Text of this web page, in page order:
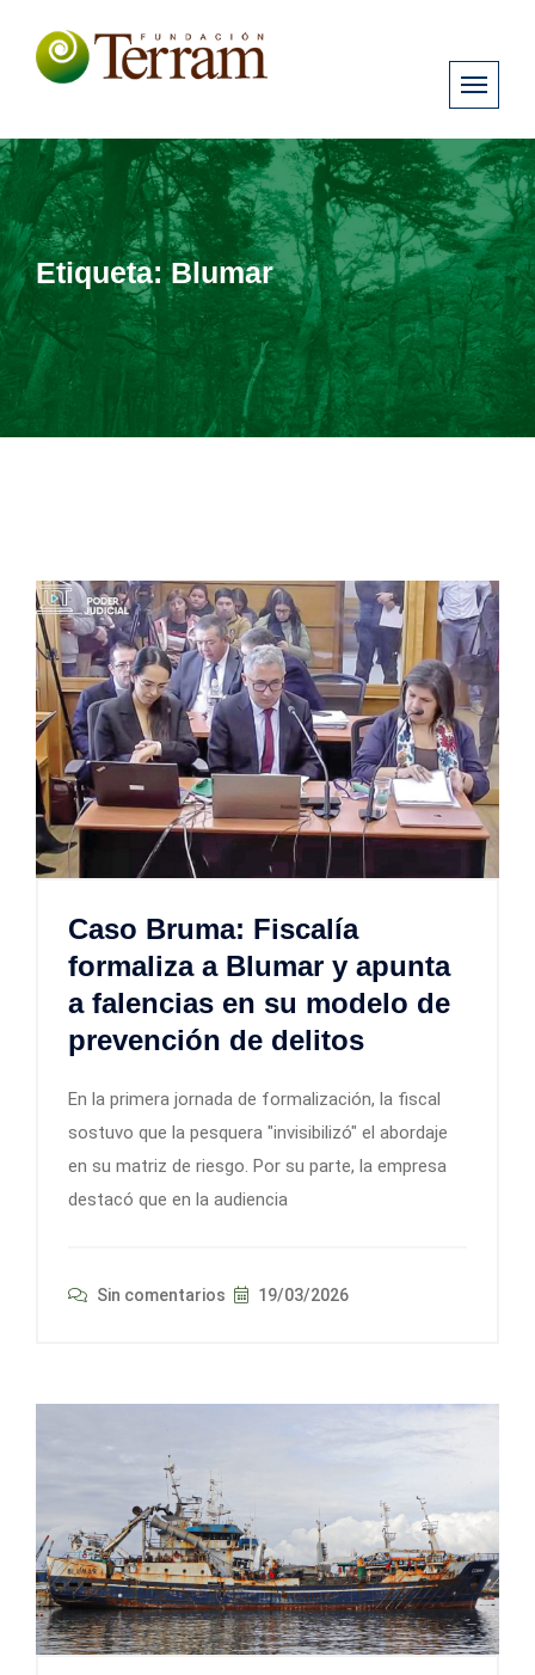
Etiqueta:Blumar
Caso Bruma: Fiscalía
formaliza a Blumar y apunta
a falencias en su modelo de
prevención de delitos
En la primera jornada de formalización, la fiscal
sostuvo que la pesquera "invisibilizó" el abordaje
en su matriz de riesgo. Por su parte, la empresa
destacó que en la audiencia
Sin comentarios 19/03/2026